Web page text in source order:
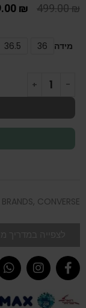
499.00₪
₪
מידה 36
36.5
BRANDS, CONVERSE